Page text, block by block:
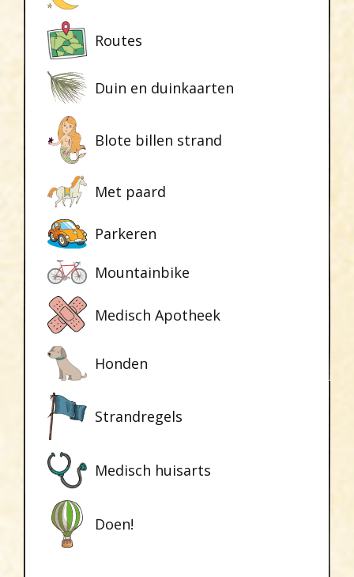
Routes
Duin en duinkaarten
Blote billen strand
Met paard
Parkeren
Mountainbike
Medisch Apotheek
Honden
Strandregels
Medisch huisarts
Doen!